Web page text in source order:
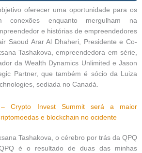
oferecer uma oportunidade para os
conexões enquanto mergulham na
e histórias de empreendedores
Saoud Arar Al Dhaheri, Presidente e Co-
Tashakova, empreendedora em série,
da Wealth Dynamics Unlimited e Jason
Partner, que também é sócio da Luiza
sediada no Canadá.
– Crypto Invest Summit será a maior
e blockchain no ocidente
Tashakova, o cérebro por trás da QPQ
é ​​o resultado de duas das minhas